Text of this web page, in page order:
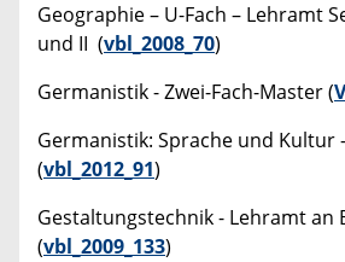
Geographie – U-Fach – Lehramt
und II (vbl_2008_70)
Germanistik - Zwei-Fach-Master (
Germanistik: Sprache und Kultur
(vbl_2012_91)
Gestaltungstechnik - Lehramt an
(vbl_2009_133)